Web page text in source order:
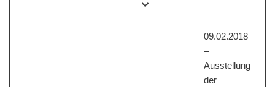
09.02.2018
–
Ausstellung
der